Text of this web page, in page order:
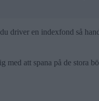
driver en indexfond så
med att spana på de stora